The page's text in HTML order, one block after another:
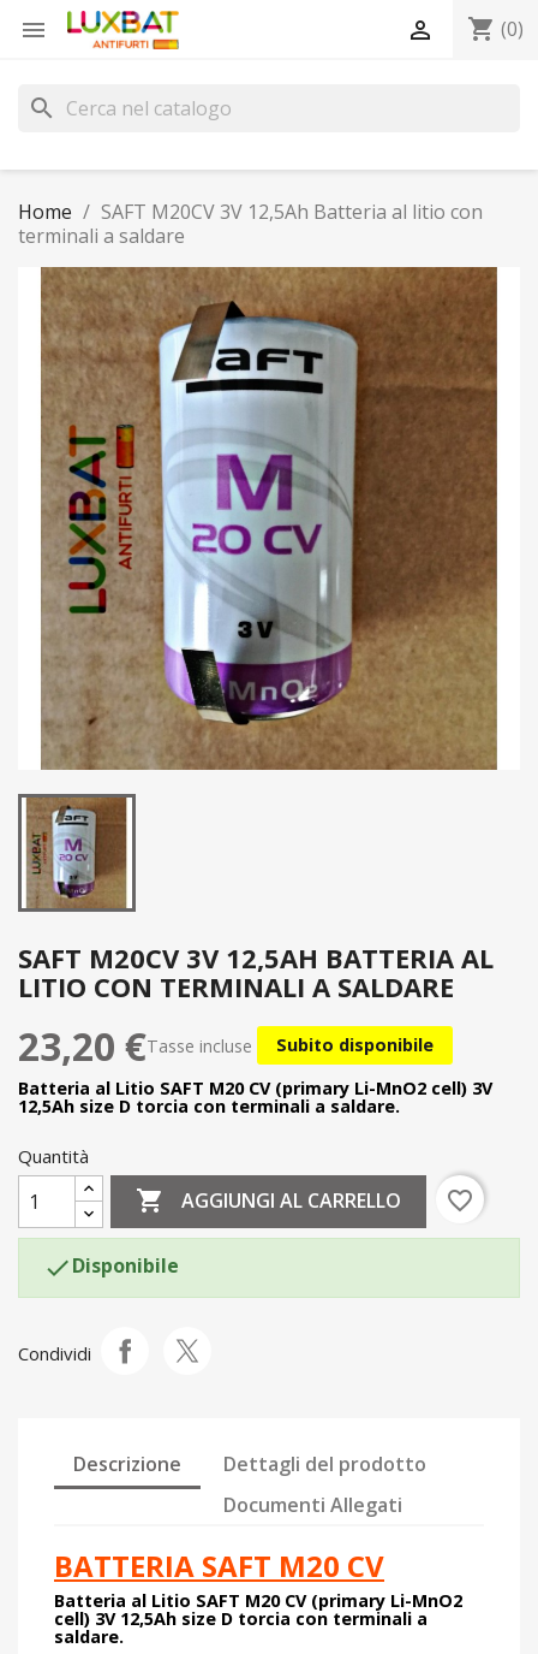
 shopping_cart (0)

search
Home
SAFT M20CV 3V 12,5Ah Batteria al litio con
terminali a saldare
SAFT M20CV 3V 12,5AH BATTERIA AL
LITIO CON TERMINALI A SALDARE
23,20 €Tasse incluse
Subito disponibile
Batteria al Litio SAFT M20 CV (primary Li-MnO2 cell) 3V
12,5Ah size D torcia con terminali a saldare.
Quantità
 AGGIUNGI AL CARRELLO favorite_border
Disponibile
Condividi
Descrizione
Dettagli del prodotto
Documenti Allegati
BATTERIA SAFT M20 CV
Batteria al Litio SAFT M20 CV (primary Li-MnO2
cell) 3V 12,5Ah size D torcia con terminali a
saldare.